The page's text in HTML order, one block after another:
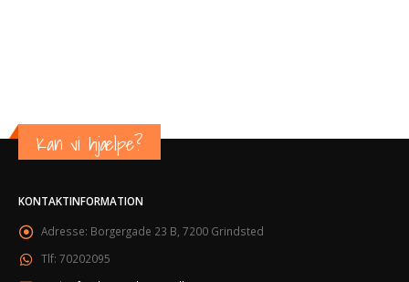
Kan vi hjælpe?
KONTAKTINFORMATION
Adresse: Borgergade 23 B, 7200 Grindsted
Tlf: 70202095